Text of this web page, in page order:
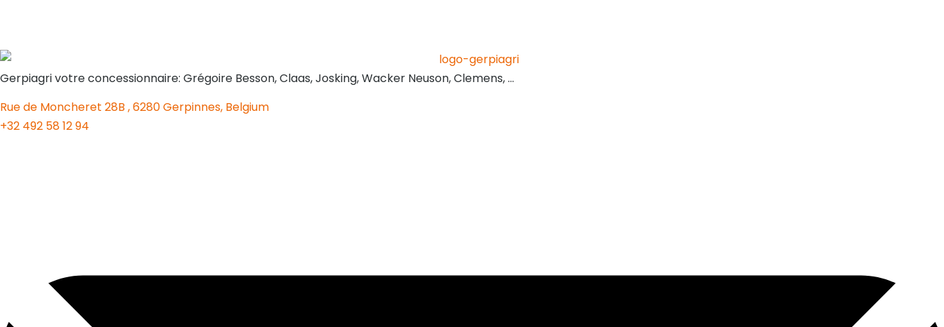
Gerpiagri votre concessionnaire: Grégoire Besson, Claas, Josking, Wacker Neuson, Clemens, …
Rue de Moncheret 28B , 6280 Gerpinnes, Belgium
+32 492 58 12 94